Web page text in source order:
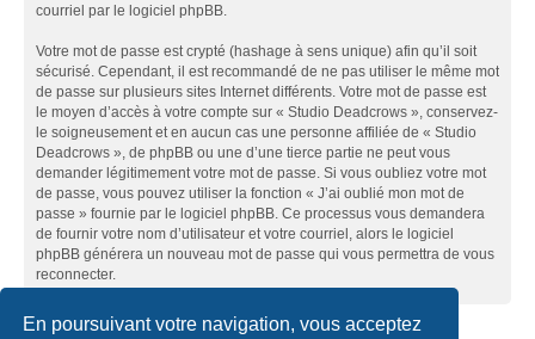
En poursuivant votre navigation, vous acceptez
courriel par le logiciel phpBB.
Votre mot de passe est crypté (hashage à sens unique) afin qu’il soit
sécurisé. Cependant, il est recommandé de ne pas utiliser le même mot
de passe sur plusieurs sites Internet différents. Votre mot de passe est
le moyen d’accès à votre compte sur « Studio Deadcrows », conservez-
le soigneusement et en aucun cas une personne affiliée de « Studio
Deadcrows », de phpBB ou une d’une tierce partie ne peut vous
demander légitimement votre mot de passe. Si vous oubliez votre mot
de passe, vous pouvez utiliser la fonction « J’ai oublié mon mot de
passe » fournie par le logiciel phpBB. Ce processus vous demandera
de fournir votre nom d’utilisateur et votre courriel, alors le logiciel
phpBB générera un nouveau mot de passe qui vous permettra de vous
reconnecter.